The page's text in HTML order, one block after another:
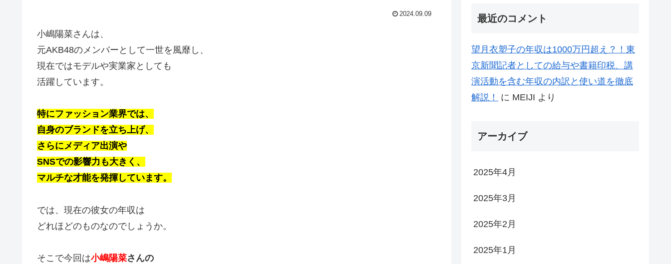
2024.09.09
小嶋陽菜さんは、
元AKB48のメンバーとして一世を風靡し、
現在ではモデルや実業家としても
活躍しています。
特にファッション業界では、
自身のブランドを立ち上げ、
さらにメディア出演や
SNSでの影響力も大きく、
マルチな才能を発揮しています。
では、現在の彼女の年収は
どれほどのものなのでしょうか。
そこで今回は小嶋陽菜さんの
最近のコメント
望月衣塑子の年収は1000万円超え？！東
京新聞記者としての給与や書籍印税、講
演活動を含む年収の内訳と使い道を徹底
解説！
に MEIJI より
アーカイブ
2025年4月
2025年3月
2025年2月
2025年1月